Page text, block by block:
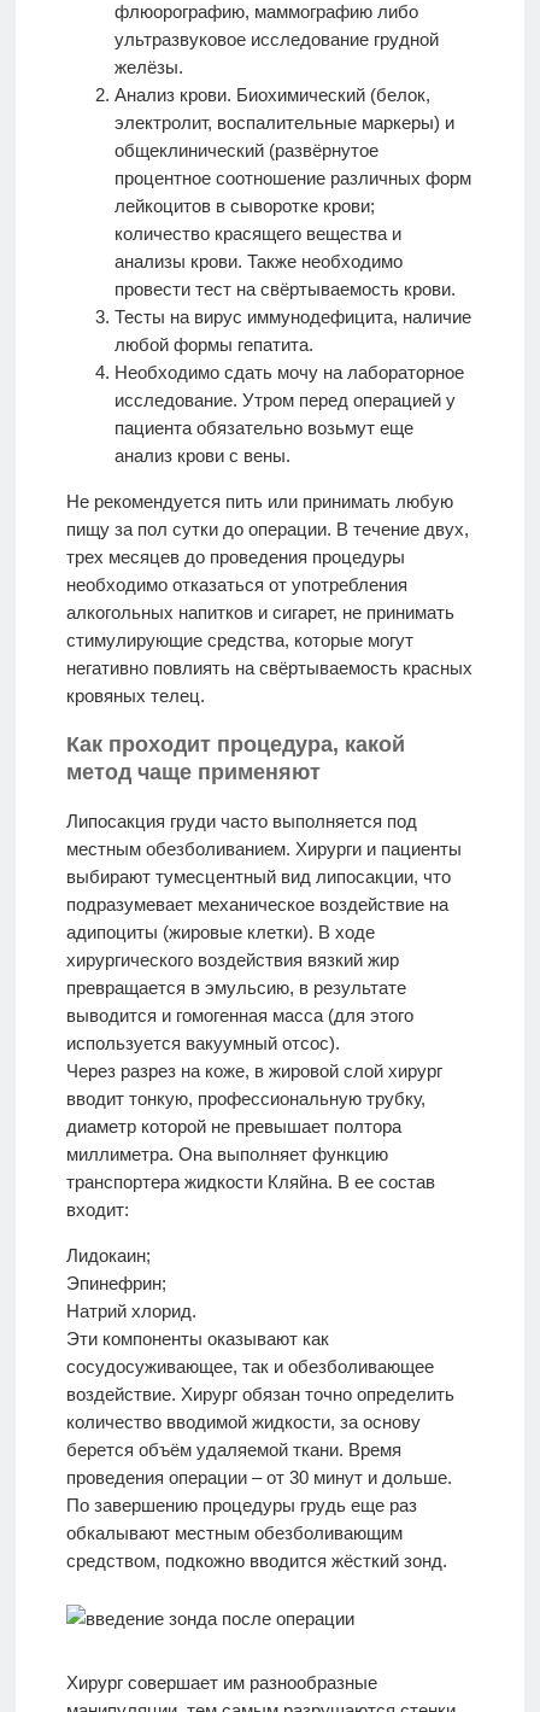
флюорографию, маммографию либо
ультразвуковое исследование грудной
желёзы.
Анализ крови. Биохимический (белок,
электролит, воспалительные маркеры) и
общеклинический (развёрнутое
процентное соотношение различных форм
лейкоцитов в сыворотке крови;
количество красящего вещества и
анализы крови. Также необходимо
провести тест на свёртываемость крови.
Тесты на вирус иммунодефицита, наличие
любой формы гепатита.
Необходимо сдать мочу на лабораторное
исследование. Утром перед операцией у
пациента обязательно возьмут еще
анализ крови с вены.
Не рекомендуется пить или принимать любую
пищу за пол сутки до операции. В течение двух,
трех месяцев до проведения процедуры
необходимо отказаться от употребления
алкогольных напитков и сигарет, не принимать
стимулирующие средства, которые могут
негативно повлиять на свёртываемость красных
кровяных телец.
Как проходит процедура, какой
метод чаще применяют
Липосакция груди часто выполняется под
местным обезболиванием. Хирурги и пациенты
выбирают тумесцентный вид липосакции, что
подразумевает механическое воздействие на
адипоциты (жировые клетки). В ходе
хирургического воздействия вязкий жир
превращается в эмульсию, в результате
выводится и гомогенная масса (для этого
используется вакуумный отсос).
Через разрез на коже, в жировой слой хирург
вводит тонкую, профессиональную трубку,
диаметр которой не превышает полтора
миллиметра. Она выполняет функцию
транспортера жидкости Кляйна. В ее состав
входит:
Лидокаин;
Эпинефрин;
Натрий хлорид.
Эти компоненты оказывают как
сосудосуживающее, так и обезболивающее
воздействие. Хирург обязан точно определить
количество вводимой жидкости, за основу
берется объём удаляемой ткани. Время
проведения операции – от 30 минут и дольше.
По завершению процедуры грудь еще раз
обкалывают местным обезболивающим
средством, подкожно вводится жёсткий зонд.
Хирург совершает им разнообразные